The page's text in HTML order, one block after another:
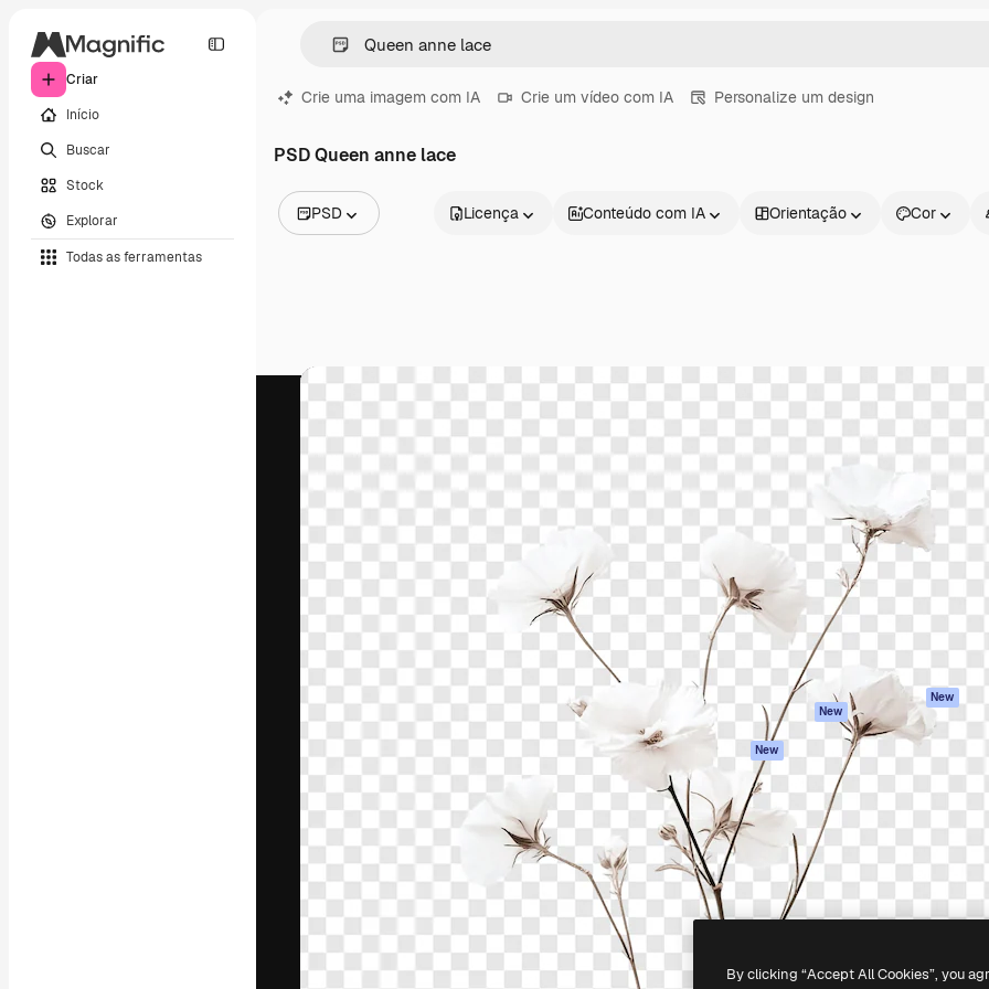
Criar
Início
Buscar
Stock
Explorar
Todas as ferramentas
Crie uma imagem com IA Crie um vídeo com IA Personalize um design
PSD Queen anne lace
PSD
Vídeos
Ícones
Fontes
Licença Conteúdo com IA Orientação Cor
A plataforma criativa para você direcionar
seu melhor trabalho. Mais de 1 milhão de
assinantes entre criativos, empresas,
agências e estúdios.
Português
Produtos
Assistente de IA
Gerador de
imagens
Gerador de vídeos
Texto para voz
Conteúdo de stock
MCP para
Claude/ChatGPT
New
New
App móvel
Todas as
ferramentas
Começar
Academy
Documentação
Termos e
condições
Política de
privacidade
Originais New
Política de
confiabilidade
Empresas
Copyright © 2010-2026Freepik Company S.L.U.Todos os direitos reservados.
By clicking “Accept All Cookies”, you